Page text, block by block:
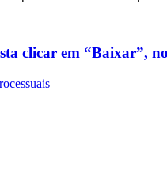
clicar em “Baixar”,